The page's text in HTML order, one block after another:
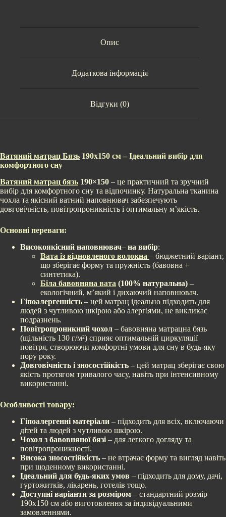
Опис
Додаткова інформація
Відгуки (0)
Ватяний матрац Бязь 190х150 см – Ідеальний вибір для
комфортного сну
Ватяний матрац бязь 190×150 – це практичний та зручний
вибір для комфортного сну та відпочинку. Натуральна тканина
чохла та якісний ватний наповнювач забезпечують
довговічність, повітропроникність і оптимальну м’якість.
Основні переваги:
Високоякісний наповнювач– на вибір:
Вата із відновленого волокна – бюджетний варіант,
що зберігає форму та пружність (бавовна +
синтетика).
Біла бавовняна вата (100% натуральна) –
екологічний, м’який і дихаючий наповнювач.
Гіпоалергенність – цей матрац ідеально підходить для
людей з чутливою шкірою або алергіями, не викликає
подразнень.
Повітропроникний чохол – бавовняна матрацна бязь
(щільність 130 г/м²) сприяє оптимальній циркуляції
повітря, створюючи комфортні умови для сну в будь-яку
пору року.
Довговічність і зносостійкість – цей матрац зберігає свою
якість протягом тривалого часу, навіть при інтенсивному
використанні.
Особливості товару:
Гіпоалергенні матеріали – підходить для всіх, включаючи
дітей та людей з чутливою шкірою.
Чохол з бавовняної бязі – для легкого догляду та
повітропроникності.
Висока зносостійкість – не втрачає форму та вигляд навіть
при щоденному використанні.
Ідеальний для будь-яких умов – підходить для дому, дачі,
гуртожитків, лікарень, готелів тощо.
Доступні варіанти за розміром – стандартний розмір
190х150 см або виготовлення за індивідуальними
замовленнями.